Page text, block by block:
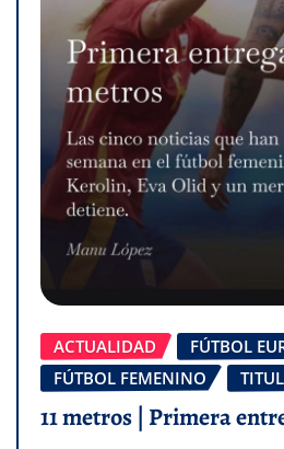
ACTUALIDAD
FÚTBOL
FÚTBOL FEMENINO
11 metros | Primera